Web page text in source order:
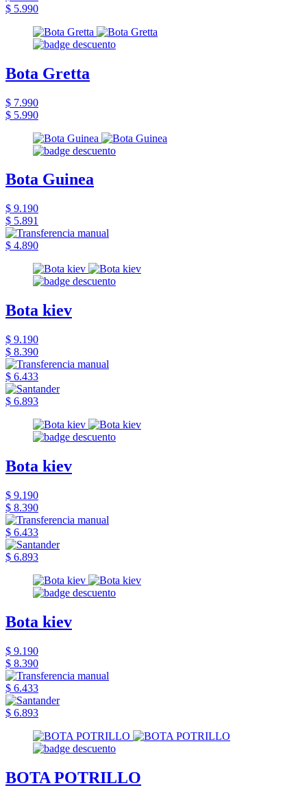
$ 5.990
Bota Gretta
$ 7.990
$ 5.990
Bota Guinea
$ 9.190
$ 5.891
$ 4.890
Bota kiev
$ 9.190
$ 8.390
$ 6.433
$ 6.893
Bota kiev
$ 9.190
$ 8.390
$ 6.433
$ 6.893
Bota kiev
$ 9.190
$ 8.390
$ 6.433
$ 6.893
BOTA POTRILLO